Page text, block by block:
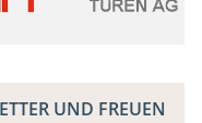
UND FREUEN